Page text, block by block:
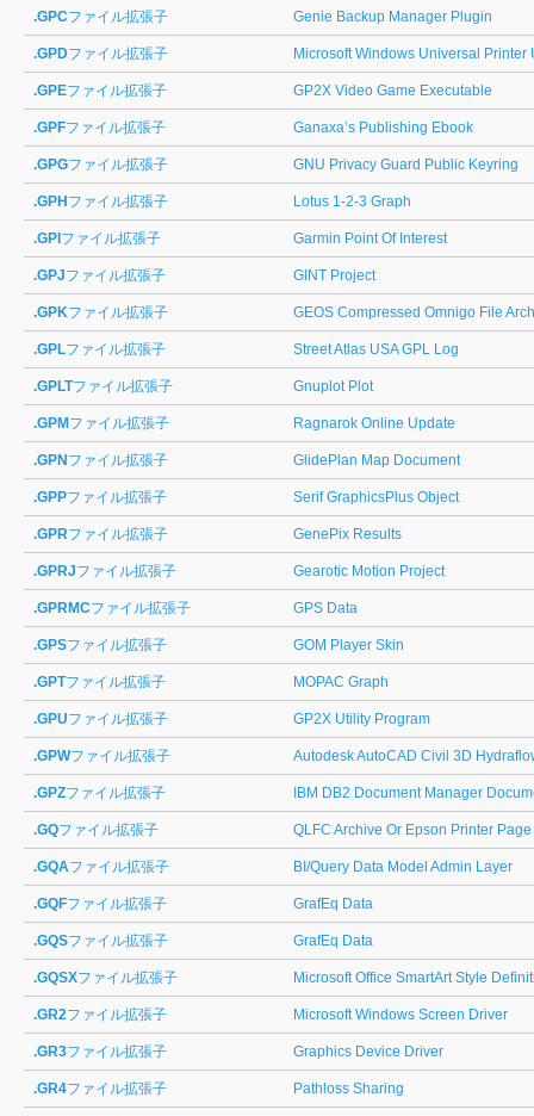
.GPCファイル拡張子 Genie Backup Manager Plugin
.GPDファイル拡張子 Microsoft Windows Universal Printer
.GPEファイル拡張子 GP2X Video Game Executable
.GPFファイル拡張子 Ganaxa’s Publishing Ebook
.GPGファイル拡張子 GNU Privacy Guard Public Keyring
.GPH ファイル拡張子 Lotus 1-2-3 Graph
.GPI ファイル拡張子 Garmin Point Of Interest
.GPJファイル拡張子 GINT Project
.GPKファイル拡張子 GEOS Compressed Omnigo File
.GPLファイル拡張子 Street Atlas USA GPL Log
.GPLTファイル拡張子 Gnuplot Plot
.GPM ファイル拡張子 Ragnarok Online Update
.GPN ファイル拡張子 GlidePlan Map Document
.GPPファイル拡張子 Serif GraphicsPlus Object
.GPRファイル拡張子 GenePix Results
.GPRJファイル拡張子 Gearotic Motion Project
.GPRMCファイル拡張子 GPS Data
.GPSファイル拡張子 GOM Player Skin
.GPTファイル拡張子 MOPAC Graph
.GPUファイル拡張子 GP2X Utility Program
.GPWファイル拡張子 Autodesk AutoCAD Civil 3D
.GPZファイル拡張子 IBM DB2 Document Manager
.GQファイル拡張子 QLFC Archive Or Epson Printer
.GQAファイル拡張子 BI/Query Data Model Admin Layer
.GQFファイル拡張子 GrafEq Data
.GQSファイル拡張子 GrafEq Data
.GQSXファイル拡張子 Microsoft Office SmartArt Style
.GR2ファイル拡張子 Microsoft Windows Screen Driver
.GR3ファイル拡張子 Graphics Device Driver
.GR4ファイル拡張子 Pathloss Sharing